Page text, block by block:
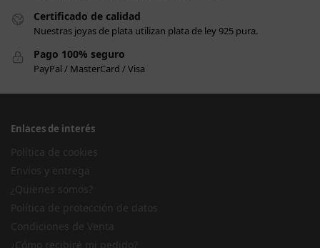
Certificado de calidad
Nuestras joyas de plata utilizan plata de ley 925 pura.
Pago 100% seguro
PayPal / MasterCard / Visa
Enlaces de interés